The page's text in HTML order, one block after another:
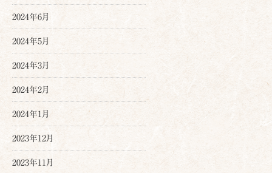
2024年6月
2024年5月
2024年3月
2024年2月
2024年1月
2023年12月
2023年11月